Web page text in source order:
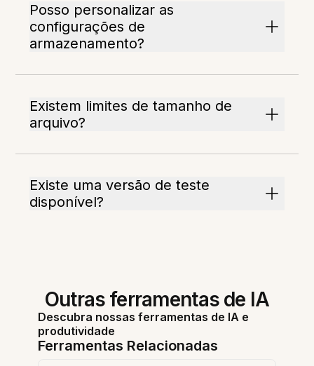
Posso personalizar as
configurações de
armazenamento?
Existem limites de tamanho de
arquivo?
Existe uma versão de teste
disponível?
Outras ferramentas de IA
Descubra nossas ferramentas de IA e
produtividade
Ferramentas Relacionadas